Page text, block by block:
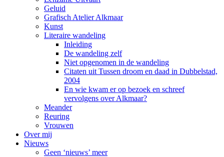
Geluid
Grafisch Atelier Alkmaar
Kunst
Literaire wandeling
Inleiding
De wandeling zelf
Niet opgenomen in de wandeling
Citaten uit Tussen droom en daad in Dubbelstad,
2004
En wie kwam er op bezoek en schreef
vervolgens over Alkmaar?
Meander
Reuring
Vrouwen
Over mij
Nieuws
Geen ‘nieuws’ meer